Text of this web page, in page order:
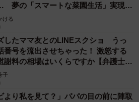
夢の「スマートな菜園生活」実現な
ける
したママ友とのLINEスクショ うっ
番号を流出させちゃった！ 激怒する
料の相場はいくらですか【弁護士が
子
より私を見て？」パパの目の前に陣取